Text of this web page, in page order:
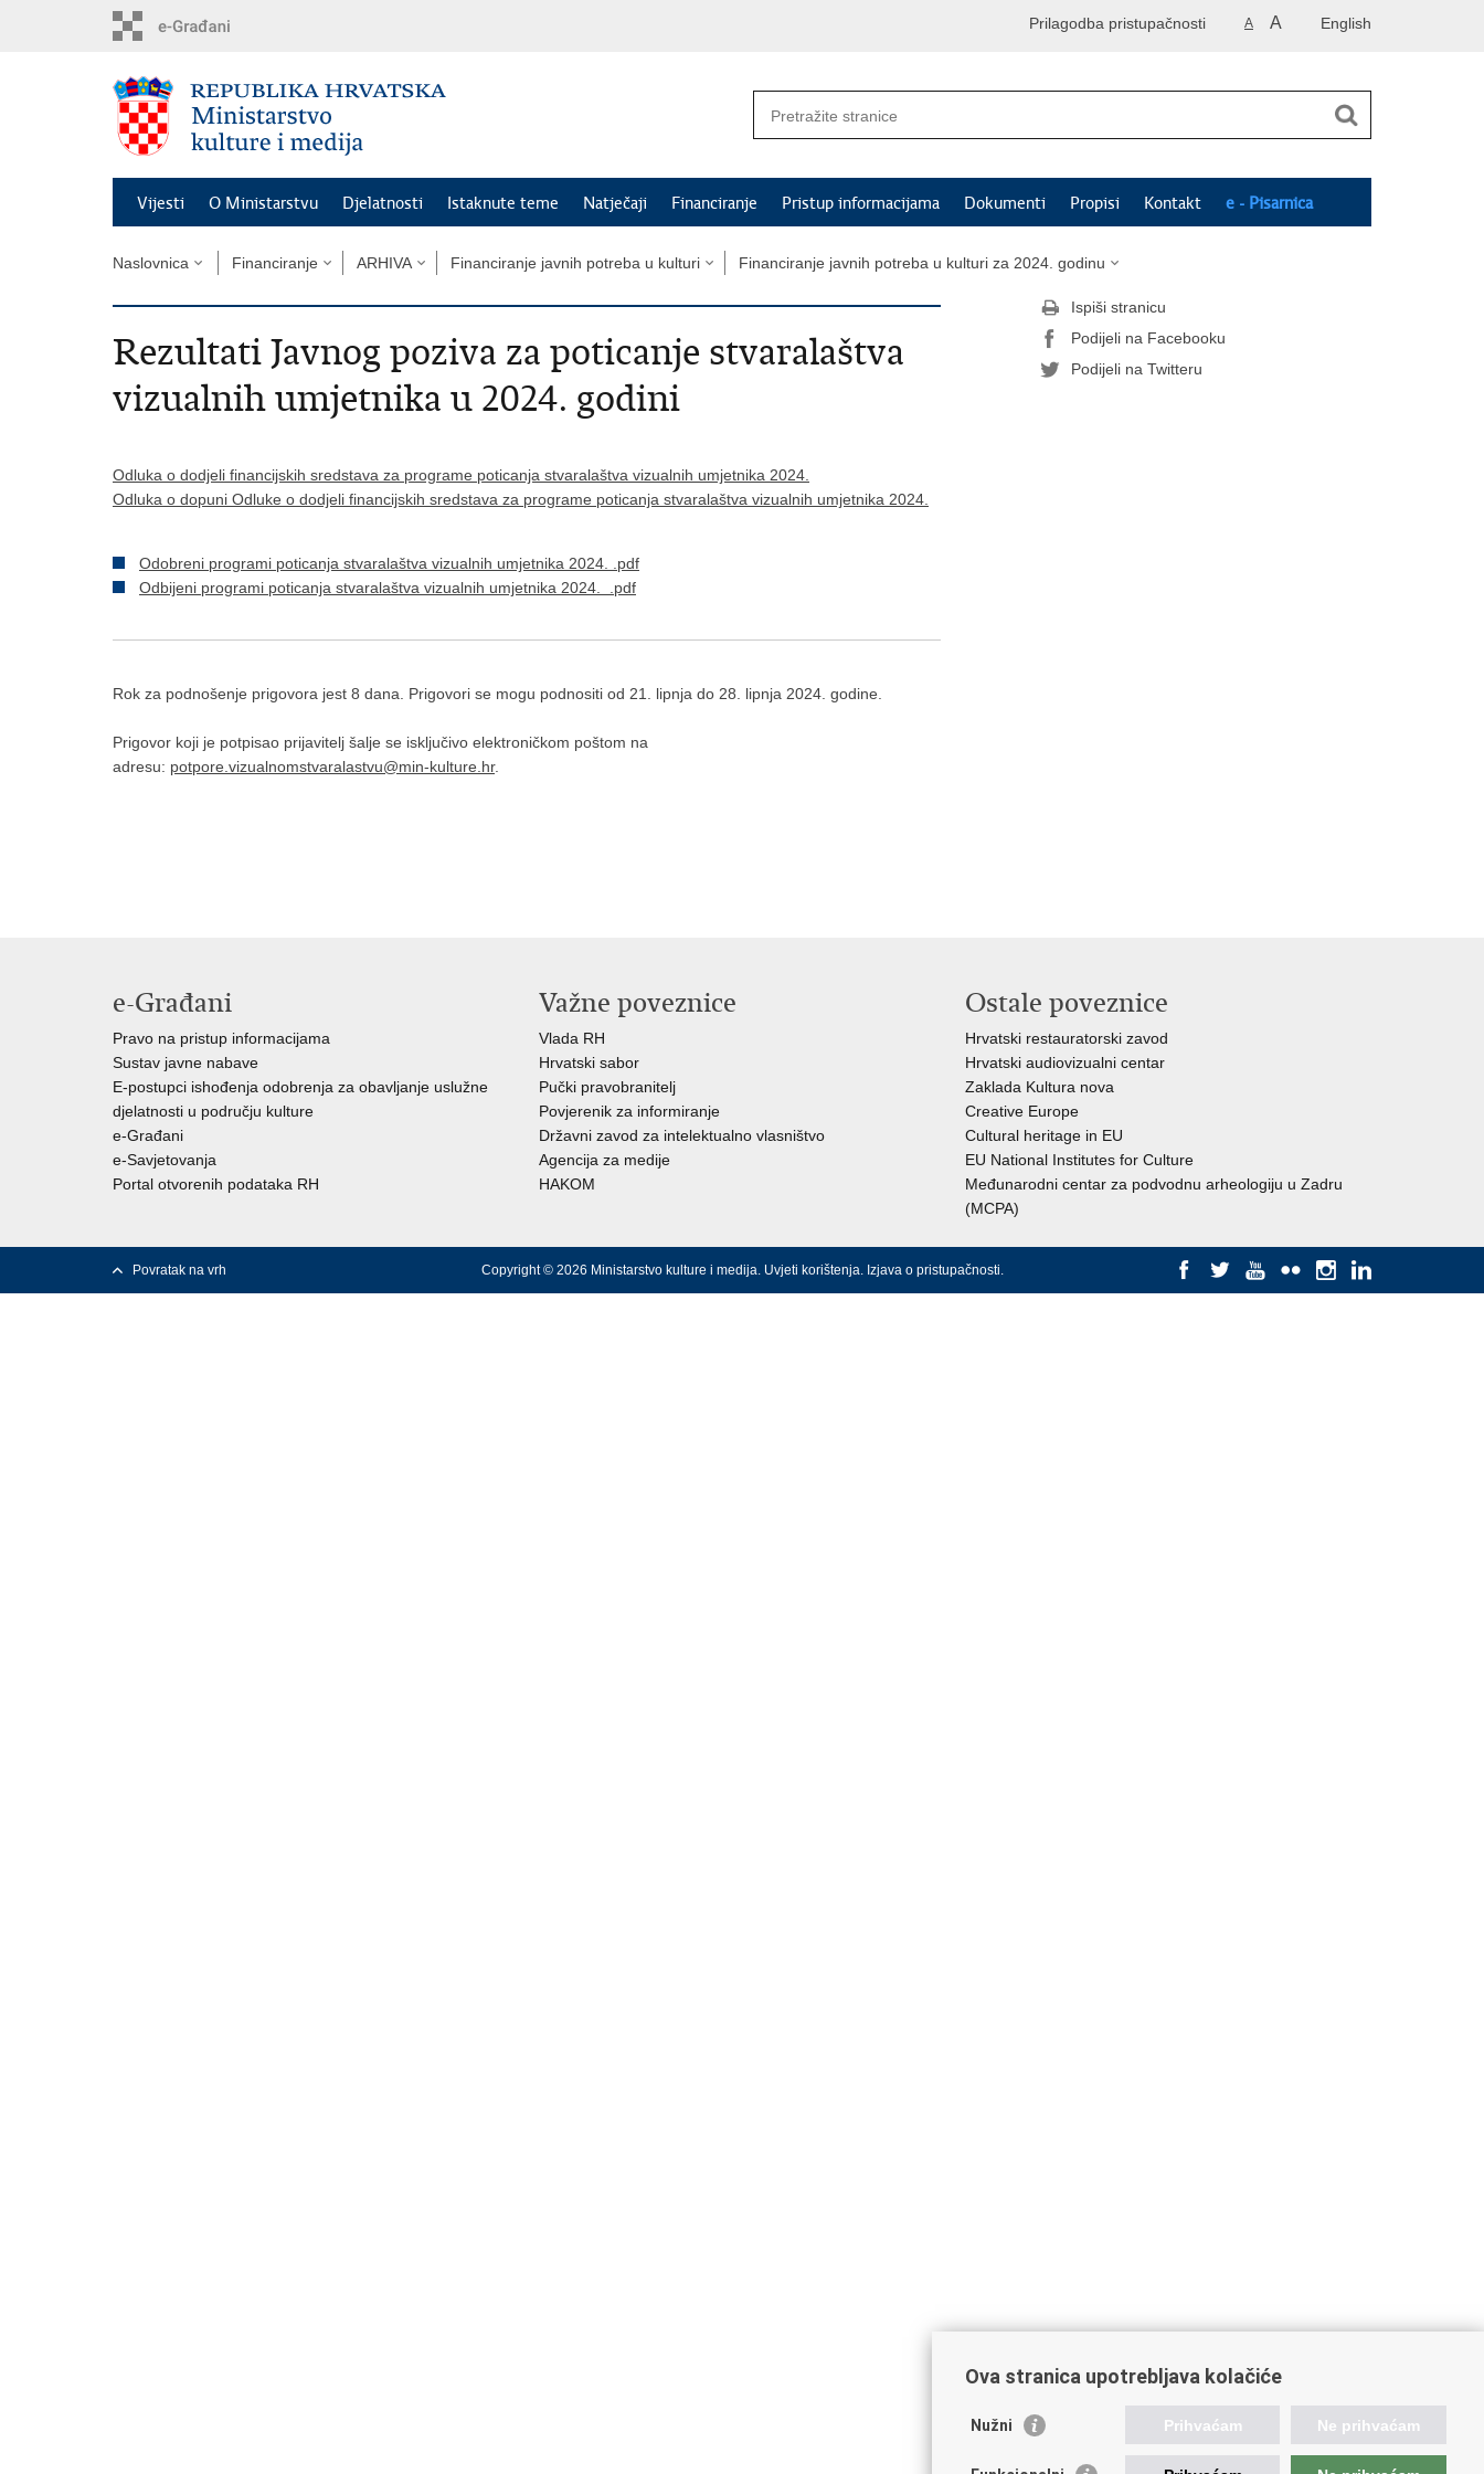
English
A A
Prilagodba pristupačnosti
Vijesti O Ministarstvu Djelatnosti Istaknute teme Natječaji Financiranje Pristup informacijama Dokumenti Propisi Kontakt e - Pisarnica
Naslovnica Financiranje ARHIVA Financiranje javnih potreba u kulturi Financiranje javnih potreba u kulturi za 2024. godinu
Rezultati Javnog poziva za poticanje stvaralaštva
vizualnih umjetnika u 2024. godini
Odluka o dodjeli financijskih sredstava za programe poticanja stvaralaštva vizualnih umjetnika 2024.
Odluka o dopuni Odluke o dodjeli financijskih sredstava za programe poticanja stvaralaštva vizualnih umjetnika 2024.
Odobreni programi poticanja stvaralaštva vizualnih umjetnika 2024. .pdf
Odbijeni programi poticanja stvaralaštva vizualnih umjetnika 2024. .pdf
Rok za podnošenje prigovora jest 8 dana. Prigovori se mogu podnositi od 21. lipnja do 28. lipnja 2024. godine.
Prigovor koji je potpisao prijavitelj šalje se isključivo elektroničkom poštom na
adresu: potpore.vizualnomstvaralastvu@min-kulture.hr.
Ispiši stranicu
Podijeli na Facebooku
Podijeli na Twitteru
e-Građani
Pravo na pristup informacijama
Sustav javne nabave
E-postupci ishođenja odobrenja za obavljanje uslužne
djelatnosti u području kulture
e-Građani
e-Savjetovanja
Portal otvorenih podataka RH
Važne poveznice
Vlada RH
Hrvatski sabor
Pučki pravobranitelj
Povjerenik za informiranje
Državni zavod za intelektualno vlasništvo
Agencija za medije
HAKOM
Ostale poveznice
Hrvatski restauratorski zavod
Hrvatski audiovizualni centar
Zaklada Kultura nova
Creative Europe
Cultural heritage in EU
EU National Institutes for Culture
Međunarodni centar za podvodnu arheologiju u Zadru
(MCPA)
Povratak na vrh Copyright © 2026 Ministarstvo kulture i medija. Uvjeti korištenja. Izjava o pristupačnosti.
Ova stranica upotrebljava kolačiće
Nužni Prihvaćam Ne prihvaćam